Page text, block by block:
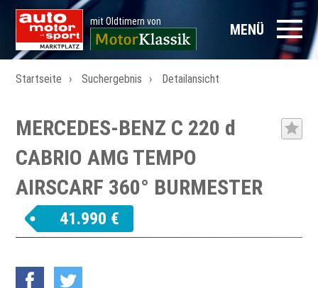
mit Oldtimern von MENÜ
Startseite Suchergebnis Detailansicht
MERCEDES-BENZ C 220 d
CABRIO AMG TEMPO
AIRSCARF 360° BURMESTER
41.990 €